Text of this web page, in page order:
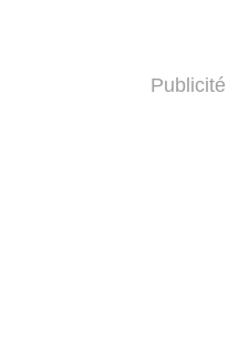
Publicité